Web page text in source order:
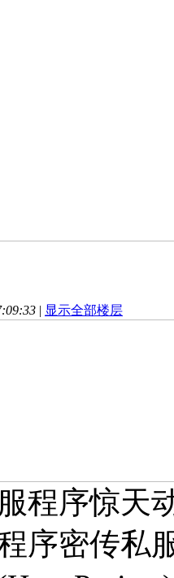
| 显示全部楼层
程序惊天
序密传私